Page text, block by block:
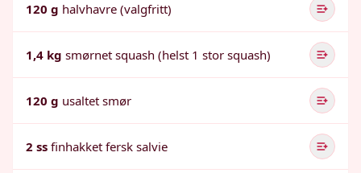
120 g halvhavre (valgfritt)
1,4 kg smørnet squash (helst 1 stor squash)
120 g usaltet smør
2 ss finhakket fersk salvie